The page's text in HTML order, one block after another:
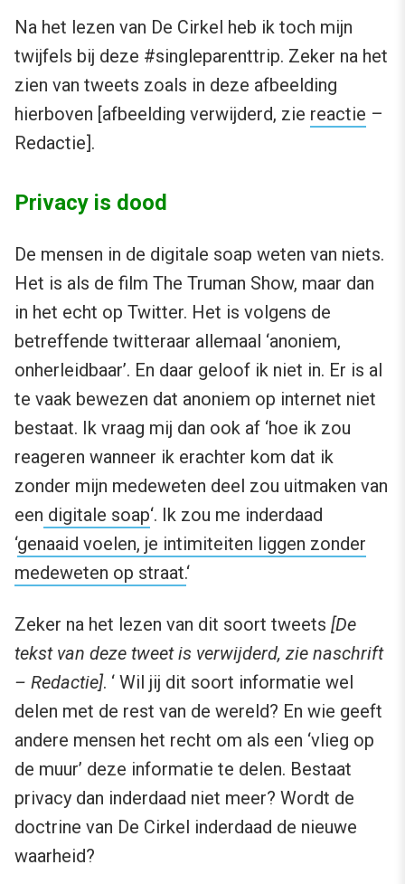
Na het lezen van De Cirkel heb ik toch mijn
twijfels bij deze #singleparenttrip. Zeker na het
zien van tweets zoals in deze afbeelding
hierboven [afbeelding verwijderd, zie reactie –
Redactie].
Privacy is dood
De mensen in de digitale soap weten van niets.
Het is als de film The Truman Show, maar dan
in het echt op Twitter. Het is volgens de
betreffende twitteraar allemaal ‘anoniem,
onherleidbaar’. En daar geloof ik niet in. Er is al
te vaak bewezen dat anoniem op internet niet
bestaat. Ik vraag mij dan ook af ‘hoe ik zou
reageren wanneer ik erachter kom dat ik
zonder mijn medeweten deel zou uitmaken van
een digitale soap‘. Ik zou me inderdaad
‘genaaid voelen, je intimiteiten liggen zonder
medeweten op straat.‘
Zeker na het lezen van dit soort tweets [De
tekst van deze tweet is verwijderd, zie naschrift
– Redactie]. ‘ Wil jij dit soort informatie wel
delen met de rest van de wereld? En wie geeft
andere mensen het recht om als een ‘vlieg op
de muur’ deze informatie te delen. Bestaat
privacy dan inderdaad niet meer? Wordt de
doctrine van De Cirkel inderdaad de nieuwe
waarheid?